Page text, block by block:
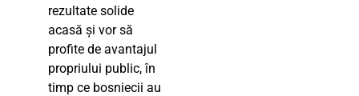
rezultate solide
acasă și vor să
profite de avantajul
propriului public, în
timp ce bosniecii au